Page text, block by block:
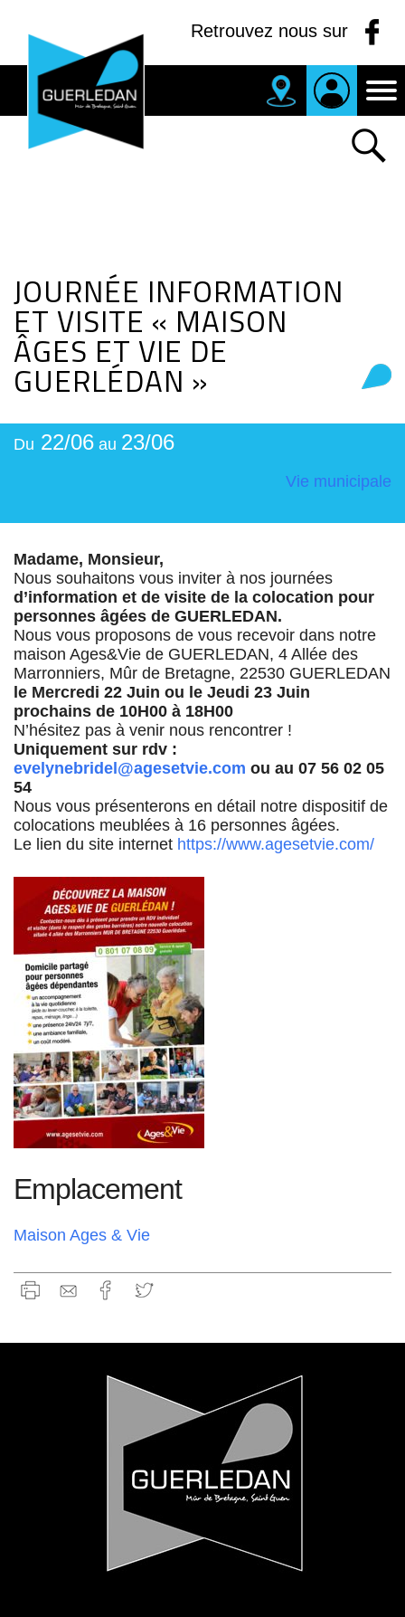
Retrouvez nous sur
JOURNÉE INFORMATION
ET VISITE « MAISON
ÂGES ET VIE DE
GUERLÉDAN »
Du 22/06 au 23/06
Vie municipale
Madame, Monsieur,
Nous souhaitons vous inviter à nos journées
d’information et de visite de la colocation pour
personnes âgées de GUERLEDAN.
Nous vous proposons de vous recevoir dans notre
maison Ages&Vie de GUERLEDAN, 4 Allée des
Marronniers, Mûr de Bretagne, 22530 GUERLEDAN
le Mercredi 22 Juin ou le Jeudi 23 Juin
prochains de 10H00 à 18H00
N’hésitez pas à venir nous rencontrer !
Uniquement sur rdv :
evelynebridel@agesetvie.com ou au 07 56 02 05
54
Nous vous présenterons en détail notre dispositif de
colocations meublées à 16 personnes âgées.
Le lien du site internet https://www.agesetvie.com/
Emplacement
Maison Ages & Vie